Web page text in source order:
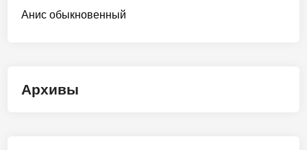
Анис обыкновенный
Архивы